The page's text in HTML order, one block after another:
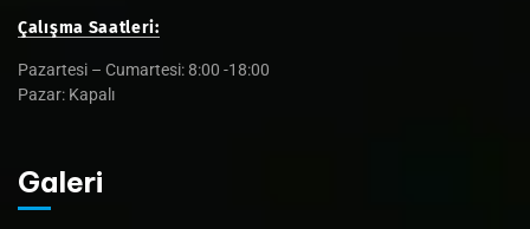
Çalışma Saatleri:
Pazartesi – Cumartesi: 8:00 -18:00
Pazar: Kapalı
Galeri